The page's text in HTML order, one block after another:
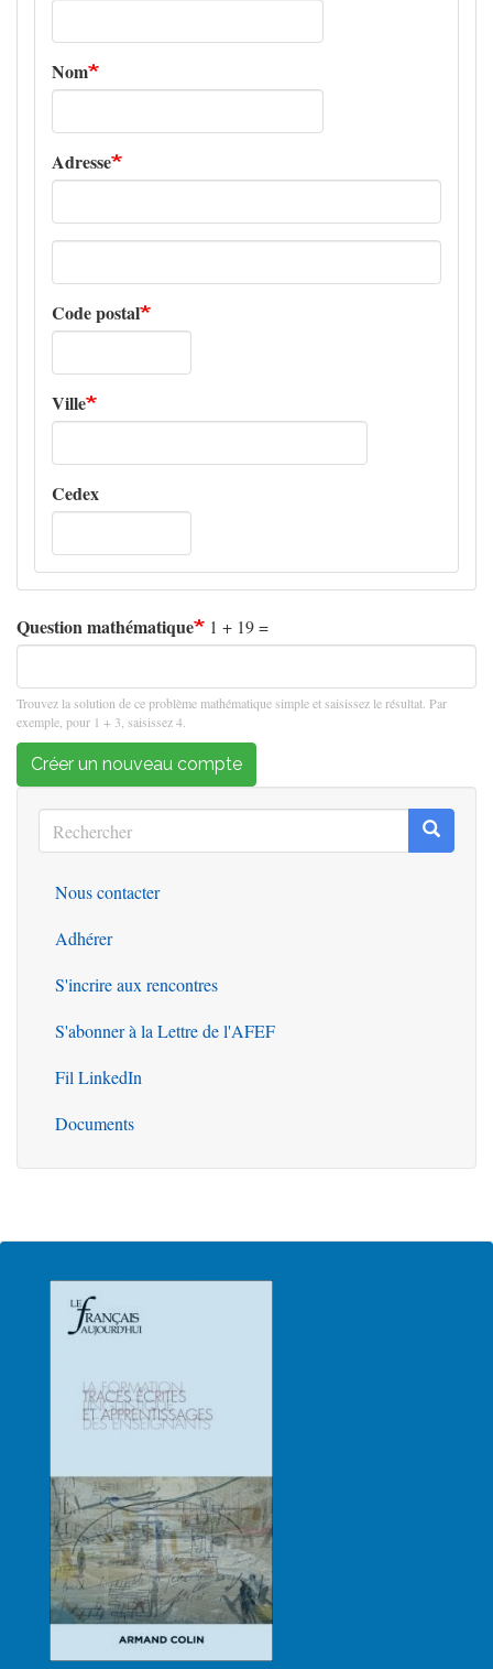
Nom
Adresse
Adresse
Code postal
Ville
Cedex
Question mathématique 1 + 19 =
Trouvez la solution de ce problème mathématique simple et saisissez le résultat. Par
exemple, pour 1 + 3, saisissez 4.
Créer un nouveau compte
Rechercher
Rechercher
Outils
Nous contacter
Adhérer
S'incrire aux rencontres
S'abonner à la Lettre de l'AFEF
Fil LinkedIn
Documents